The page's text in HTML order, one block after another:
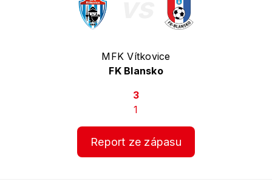
MFK Vítkovice
FK Blansko
3
1
Report ze zápasu